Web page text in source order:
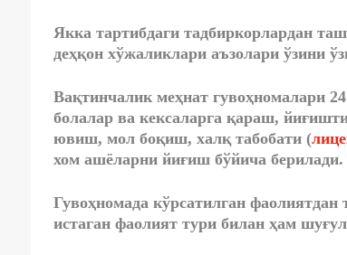
Якка тартибдаги тадбиркорлардан
деҳқон хўжаликлари аъзолари ўзини
Вақтинчалик меҳнат гувоҳномалари
болалар ва кексаларга қараш,
ювиш, мол боқиш, халқ табобати (
хом ашёларни йиғишбўйича берилади.
Гувоҳномада кўрсатилган
истаган фаолият тури билан ҳам